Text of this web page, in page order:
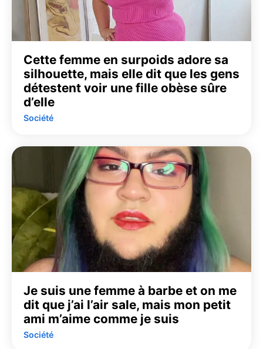
Cette femme en surpoids adore sa
silhouette, mais elle dit que les gens
détestent voir une fille obèse sûre
d’elle
Société
Je suis une femme à barbe et on me
dit que j’ai l’air sale, mais mon petit
ami m’aime comme je suis
Société